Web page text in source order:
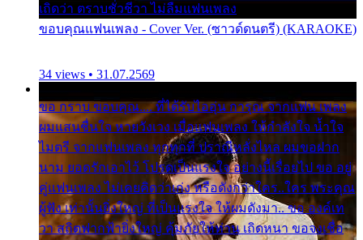
เถิดว่า ตราบชั่วชีวา ไม่ลืมแฟนเพลง
ขอบคุณแฟนเพลง - Cover Ver. (ซาวด์ดนตรี) (KARAOKE)
34 views • 31.07.2569
ขอ กราบ ขอบคุณ.... ที่ได้รับไออุ่น การุณ จากแฟน เพลง
ผมแสนชื่นใจ หายวังเวง เมื่อแฟนเพลง ให้กำลังใจ น้ำใจ
ไมตรี จากแฟนเพลง ทุกทุกที่ ปราณีหลั่งไหล ผมขอฝาก
นาม ยอดรักเอาไว้ โปรดเป็นแรงใจ อย่างนี้เรื่อยไป ขอ อยู่
คู่แฟนเพลง ไม่เคยคิดว่าเก่ง หรือดังกว่าใคร..ใคร พระคุณ
ผู้ฟัง เท่านั้นยิ่งใหญ่ ที่เป็นแรงใจ ให้ผมดังมา.. ขอ องค์เท
วา สถิตฟากฟ้ายิ่งใหญ่ คุ้มภัยให้ท่าน เถิดหนา ขอจงเชื่อ